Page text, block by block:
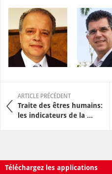
ARTICLE PRÉCÉDENT
Traite des êtres humains:
les indicateurs de la ...
Téléchargez les applications